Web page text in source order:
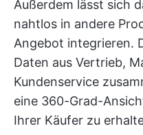
Außerdem lässt sich
nahtlos in andere
Angebot integrieren.
Daten aus Vertrieb,
Kundenservice
eine 360-Grad-
Ihrer Käufer zu